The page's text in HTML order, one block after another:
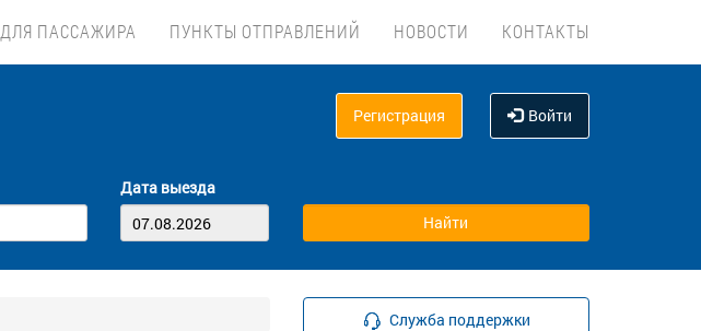
ДЛЯ ПАССАЖИРА ПУНКТЫ ОТПРАВЛЕНИЙ НОВОСТИ КОНТАКТЫ
Регистрация Войти
Дата выезда
Служба поддержки